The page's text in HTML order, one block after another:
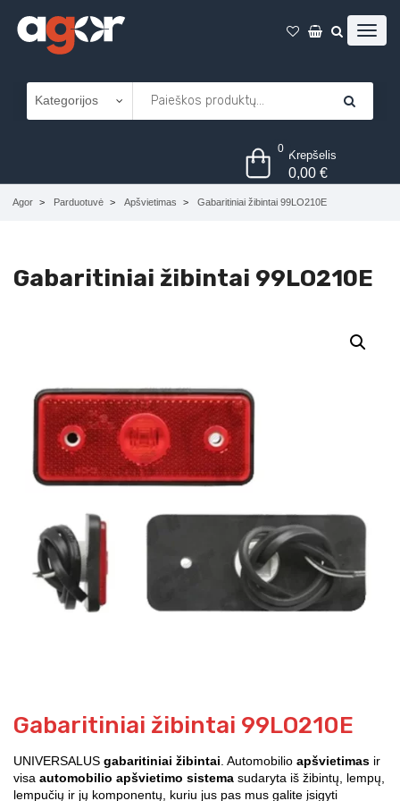
0 Krepšelis
0,00€
Agor Parduotuvė Apšvietimas Gabaritiniai žibintai 99LO210E
Gabaritiniai žibintai 99LO210E
Gabaritiniai žibintai 99LO210E
UNIVERSALUS gabaritiniai žibintai . Automobilio apšvietimas ir
visa automobilio apšvietimo sistema sudaryta iš žibintų, lempų,
lempučių ir jų komponentų, kuriu jus pas mus galite įsigyti